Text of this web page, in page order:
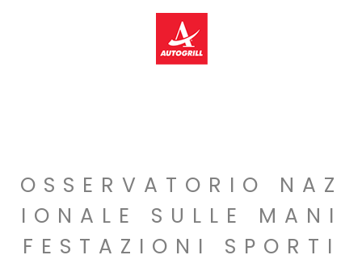
OSSERVATORIO NAZ
IONALE SULLE MANI
FESTAZIONI SPORTI